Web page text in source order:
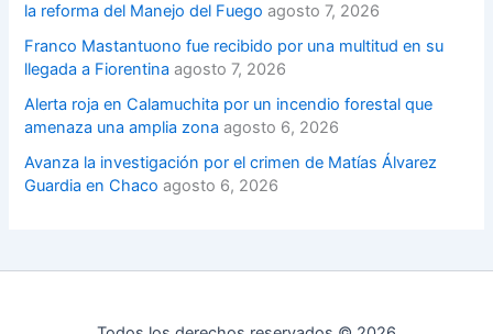
la reforma del Manejo del Fuego agosto 7, 2026
Franco Mastantuono fue recibido por una multitud en su
llegada a Fiorentina agosto 7, 2026
Alerta roja en Calamuchita por un incendio forestal que
amenaza una amplia zona agosto 6, 2026
Avanza la investigación por el crimen de Matías Álvarez
Guardia en Chaco agosto 6, 2026